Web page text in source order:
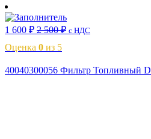
1 600 ₽ 2 500₽ с НДС
Оценка 0 из 5
40040300056 Фильтр Топливный